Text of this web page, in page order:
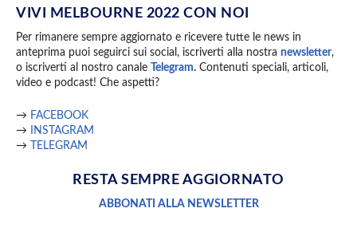
VIVI MELBOURNE 2022 CON NOI
Per rimanere sempre aggiornato e ricevere tutte le news in
anteprima puoi seguirci sui social, iscriverti alla nostra newsletter,
o iscriverti al nostro canale Telegram. Contenuti speciali, articoli,
video e podcast! Che aspetti?
→ FACEBOOK
→ INSTAGRAM
→ TELEGRAM
RESTA SEMPRE AGGIORNATO
ABBONATI ALLA NEWSLETTER